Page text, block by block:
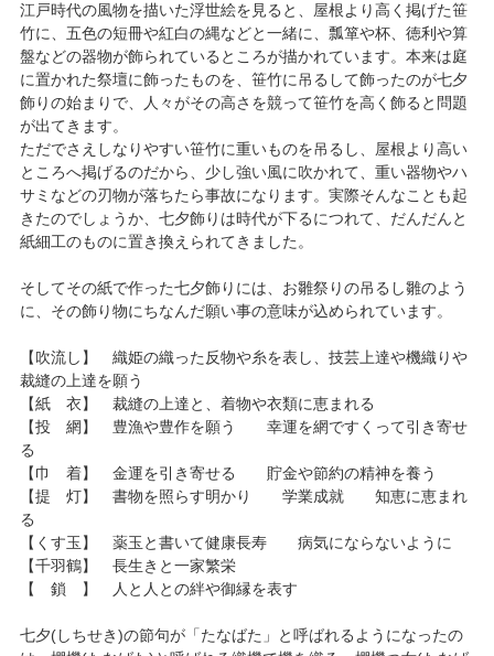
江戸時代の風物を描いた浮世絵を見ると、屋根より高く掲げた笹
竹に、五色の短冊や紅白の縄などと一緒に、瓢箪や杯、徳利や算
盤などの器物が飾られているところが描かれています。本来は庭
に置かれた祭壇に飾ったものを、笹竹に吊るして飾ったのが七夕
飾りの始まりで、人々がその高さを競って笹竹を高く飾ると問題
が出てきます。
ただでさえしなりやすい笹竹に重いものを吊るし、屋根より高い
ところへ掲げるのだから、少し強い風に吹かれて、重い器物やハ
サミなどの刃物が落ちたら事故になります。実際そんなことも起
きたのでしょうか、七夕飾りは時代が下るにつれて、だんだんと
紙細工のものに置き換えられてきました。
そしてその紙で作った七夕飾りには、お雛祭りの吊るし雛のよう
に、その飾り物にちなんだ願い事の意味が込められています。
【吹流し】 織姫の織った反物や糸を表し、技芸上達や機織りや
裁縫の上達を願う
【紙 衣】 裁縫の上達と、着物や衣類に恵まれる
【投 網】 豊漁や豊作を願う 幸運を網ですくって引き寄せ
る
【巾 着】 金運を引き寄せる 貯金や節約の精神を養う
【提 灯】 書物を照らす明かり 学業成就 知恵に恵まれ
る
【くす玉】 薬玉と書いて健康長寿 病気にならないように
【千羽鶴】 長生きと一家繁栄
【 鎖 】 人と人との絆や御縁を表す
七夕(しちせき)の節句が「たなばた」と呼ばれるようになったの